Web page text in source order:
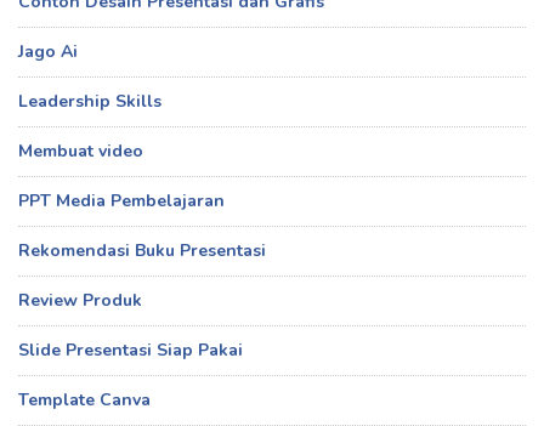
Jago Ai
Leadership Skills
Membuat video
PPT Media Pembelajaran
Rekomendasi Buku Presentasi
Review Produk
Slide Presentasi Siap Pakai
Template Canva